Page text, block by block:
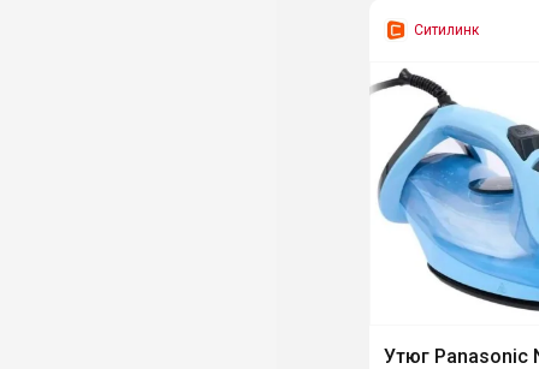
Ситилинк
Утюг Panasonic